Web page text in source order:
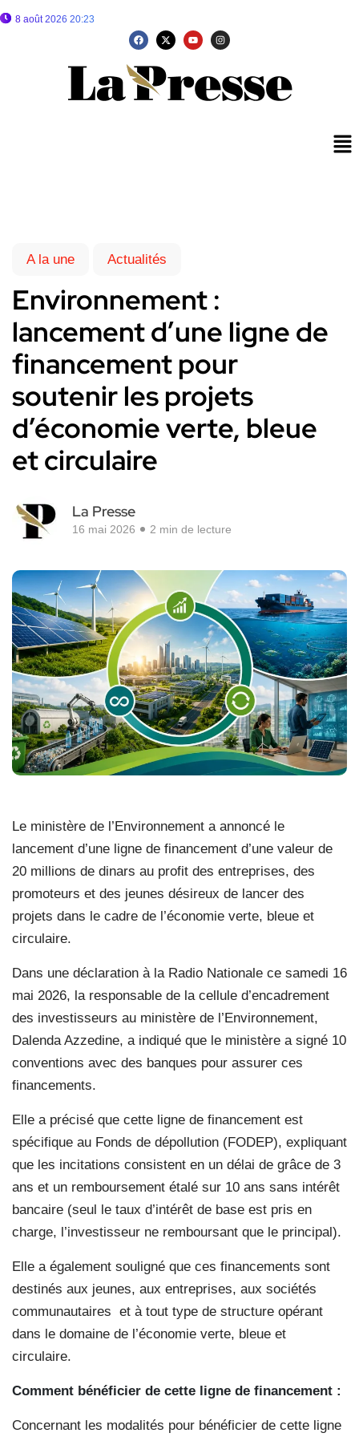
8 août 2026 20:23
A la une Actualités
Environnement :
lancement d’une ligne de
financement pour
soutenir les projets
d’économie verte, bleue
et circulaire
La Presse
16 mai 2026 2 min de lecture
Le ministère de l’Environnement a annoncé le
lancement d’une ligne de financement d’une valeur de
20 millions de dinars au profit des entreprises, des
promoteurs et des jeunes désireux de lancer des
projets dans le cadre de l’économie verte, bleue et
circulaire.
Dans une déclaration à la Radio Nationale ce samedi 16
mai 2026, la responsable de la cellule d’encadrement
des investisseurs au ministère de l’Environnement,
Dalenda Azzedine, a indiqué que le ministère a signé 10
conventions avec des banques pour assurer ces
financements.
Elle a précisé que cette ligne de financement est
spécifique au Fonds de dépollution (FODEP), expliquant
que les incitations consistent en un délai de grâce de 3
ans et un remboursement étalé sur 10 ans sans intérêt
bancaire (seul le taux d’intérêt de base est pris en
charge, l’investisseur ne remboursant que le principal).
Elle a également souligné que ces financements sont
destinés aux jeunes, aux entreprises, aux sociétés
communautaires et à tout type de structure opérant
dans le domaine de l’économie verte, bleue et
circulaire.
Comment bénéficier de cette ligne de financement :
Concernant les modalités pour bénéficier de cette ligne